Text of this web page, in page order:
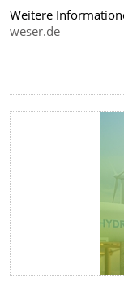
Weitere
weser.de